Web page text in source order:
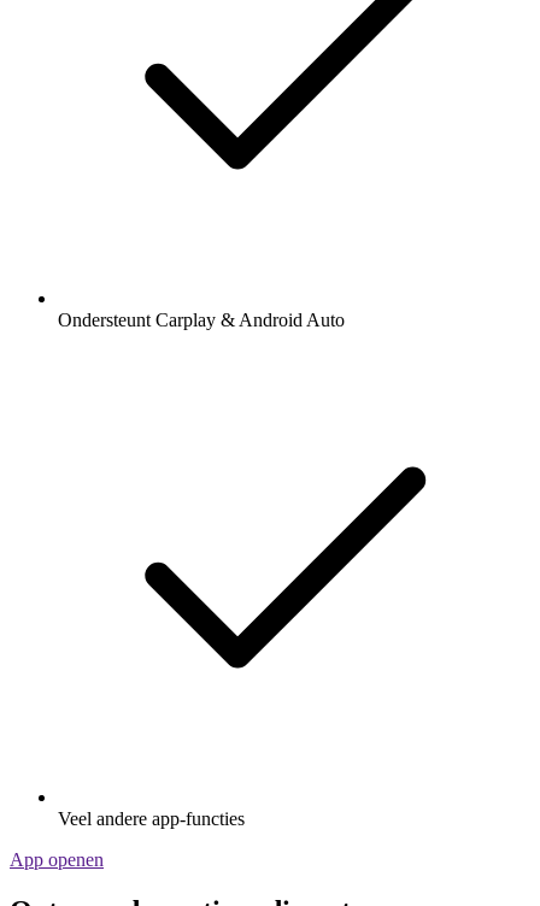
Ondersteunt Carplay & Android Auto
Veel andere app-functies
App openen